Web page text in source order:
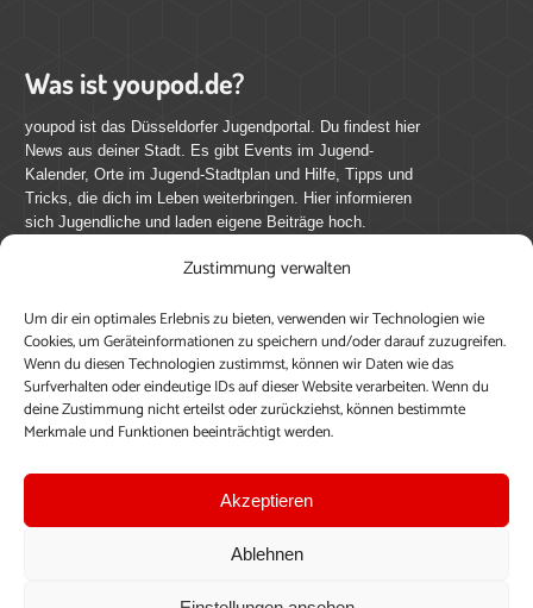
Zustimmung verwalten
Um dir ein optimales Erlebnis zu bieten, verwenden wir Technologien wie
Cookies, um Geräteinformationen zu speichern und/oder darauf zuzugreifen.
Wenn du diesen Technologien zustimmst, können wir Daten wie das
Surfverhalten oder eindeutige IDs auf dieser Website verarbeiten. Wenn du
deine Zustimmung nicht erteilst oder zurückziehst, können bestimmte
Merkmale und Funktionen beeinträchtigt werden.
Akzeptieren
Ablehnen
Was ist youpod.de?
youpod ist das Düsseldorfer Jugendportal. Du findest hier
News aus deiner Stadt. Es gibt Events im Jugend-
Kalender, Orte im Jugend-Stadtplan und Hilfe, Tipps und
Tricks, die dich im Leben weiterbringen. Hier informieren
sich Jugendliche und laden eigene Beiträge hoch.
Mach mit bei youpod.de!
youpod.de lebt von Menschen wie dir. Sammel
journalistische Erfahrung, teile deine Perspektive und
veröffentliche deine Beiträge auf youpod.de.Du musst
dich anmelden, um alle Funktionen nutzen zu können, ein
Profil anzulegen, eigene Beiträge hochzuladen und zu
Einloggen